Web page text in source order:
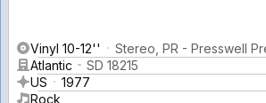
Vinyl 10-12''
Stereo, PR - Presswell
Atlantic
SD 18215
US
1977
Rock